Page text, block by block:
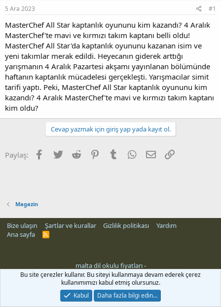
u
b
a
l
a
t
a
n
ç
t
a
r
i
h
i
5 Ara 2023 #1
MasterChef All Star kaptanlık oyununu kim kazandı? 4 Aralık
MasterChef'te mavi ve kırmızı takım kaptanı belli oldu!
MasterChef All Star'da kaptanlık oyununu kazanan isim ve
yeni takımlar merak edildi. Heyecanın giderek arttığı
yarışmanın 4 Aralık Pazartesi akşamı yayınlanan bölümünde
haftanın kaptanlık mücadelesi gerçekleşti. Yarışmacılar simit
tarifi yaptı. Peki, MasterChef All Star kaptanlık oyununu kim
kazandı? 4 Aralık MasterChef'te mavi ve kırmızı takım kaptanı
kim oldu?
Cevap yazmak için giriş yap yada kayıt ol.
Paylaş: Facebook
Twitter Reddit PinterestTumblr WhatsApp
E-posta
Magazin
Bize ulaşın Şartlar ve kurallar Gizlilik politikası
Yardım
Ana sayfa
R
malta dil okulu fiyatları-
Bu site çerezler kullanır. Bu siteyi kullanmaya devam ederek çerez
kullanımımızı kabul etmiş olursunuz.
Kabul
Daha fazla bilgi edin…